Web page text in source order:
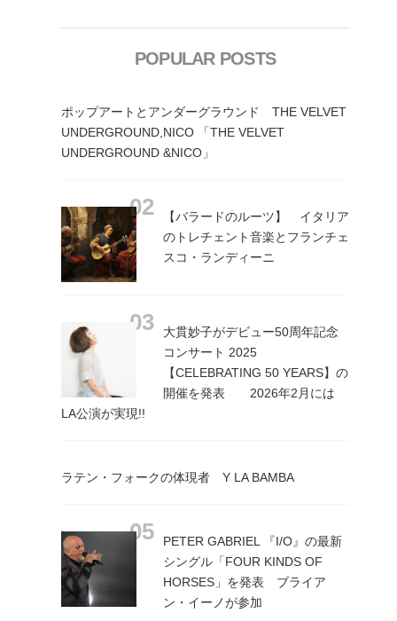
POPULAR POSTS
ポップアートとアンダーグラウンド THE VELVET
UNDERGROUND,NICO 「THE VELVET
UNDERGROUND &NICO」
【バラードのルーツ】 イタリア
のトレチェント音楽とフランチェ
スコ・ランディーニ
大貫妙子がデビュー50周年記念
コンサート 2025
【CELEBRATING 50 YEARS】の
開催を発表 2026年2月には
LA公演が実現!!
ラテン・フォークの体現者 Y LA BAMBA
PETER GABRIEL 『I/O』の最新
シングル「FOUR KINDS OF
HORSES」を発表 ブライア
ン・イーノが参加